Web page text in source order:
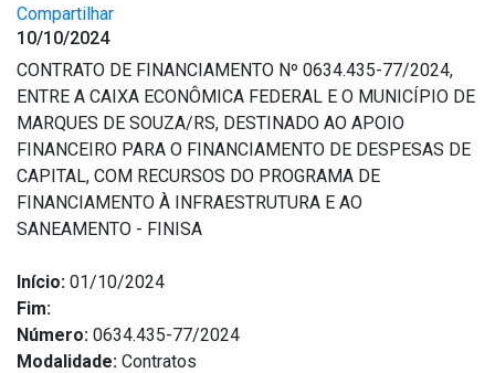
Compartilhar
10/10/2024
CONTRATO DE FINANCIAMENTO Nº 0634.435-77/2024,
ENTRE A CAIXA ECONÔMICA FEDERAL E O MUNICÍPIO DE
MARQUES DE SOUZA/RS, DESTINADO AO APOIO
FINANCEIRO PARA O FINANCIAMENTO DE DESPESAS DE
CAPITAL, COM RECURSOS DO PROGRAMA DE
FINANCIAMENTO À INFRAESTRUTURA E AO
SANEAMENTO - FINISA
Início: 01/10/2024
Fim:
Número: 0634.435-77/2024
Modalidade: Contratos